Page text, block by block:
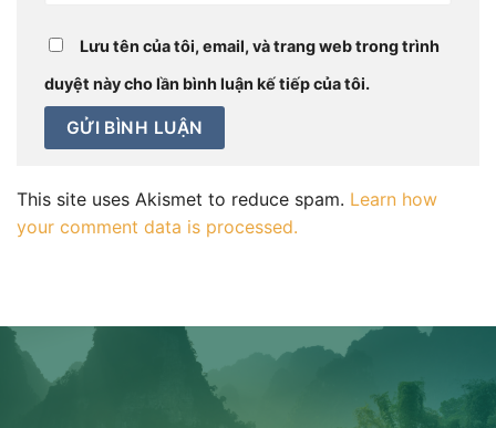
Lưu tên của tôi, email, và trang web trong trình
duyệt này cho lần bình luận kế tiếp của tôi.
This site uses Akismet to reduce spam. Learn how
your comment data is processed.